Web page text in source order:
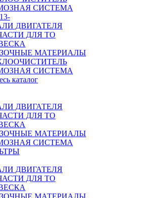
СИСТЕМА
ДВИГАТЕЛЯ
ДЛЯ ТО
МАТЕРИАЛЫ
СИСТЕМА
каталог
ДВИГАТЕЛЯ
ДЛЯ ТО
МАТЕРИАЛЫ
СИСТЕМА
ДВИГАТЕЛЯ
ДЛЯ ТО
МАТЕРИАЛЫ